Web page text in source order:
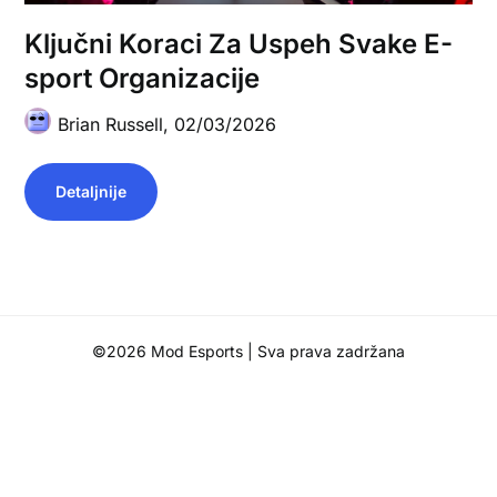
Ključni Koraci Za Uspeh Svake E-
sport Organizacije
Brian Russell, 02/03/2026
Detaljnije
©2026 Mod Esports | Sva prava zadržana